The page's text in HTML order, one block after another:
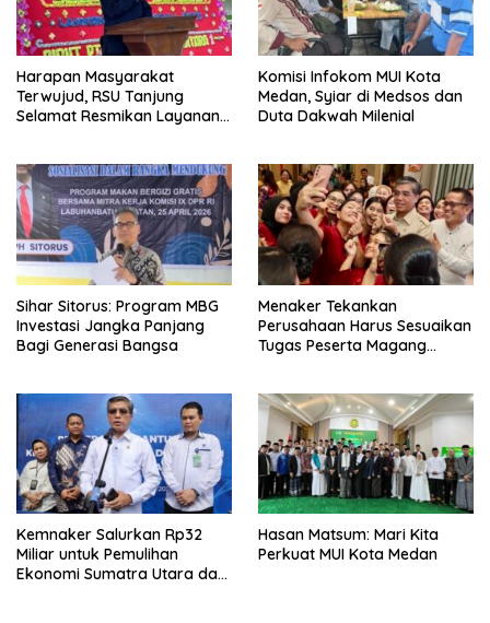
Harapan Masyarakat
Terwujud, RSU Tanjung
Selamat Resmikan Layanan
Komisi Infokom MUI Kota
Medan, Syiar di Medsos dan
Duta Dakwah Milenial
Sihar Sitorus: Program MBG
Investasi Jangka Panjang
Bagi Generasi Bangsa
Menaker Tekankan
Perusahaan Harus Sesuaikan
Tugas Peserta Magang
Kemnaker Salurkan Rp32
Miliar untuk Pemulihan
Ekonomi Sumatra Utara dan
Hasan Matsum: Mari Kita
Perkuat MUI Kota Medan